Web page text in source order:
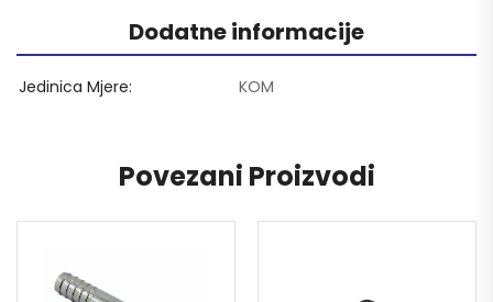
Dodatne informacije
Jedinica Mjere KOM
Povezani Proizvodi